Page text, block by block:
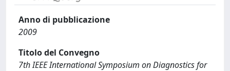
Anno di pubblicazione
2009
Titolo del Convegno
7th IEEE International Symposium on Diagnostics for